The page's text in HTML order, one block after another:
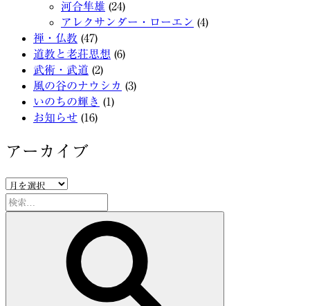
河合隼雄 (24)
アレクサンダー・ローエン (4)
禅・仏教 (47)
道教と老荘思想 (6)
武術・武道 (2)
風の谷のナウシカ (3)
いのちの輝き (1)
お知らせ (16)
アーカイブ
ア
ー
カ
検
索: